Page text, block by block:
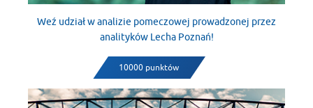
Weź udział w analizie pomeczowej prowadzonej przez
analityków Lecha Poznań!
10000 punktów